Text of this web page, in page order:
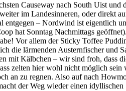
Causeway nach South Uist
im Landesinneren, oder direkt
– Nordwind ist eigentlich
hat Sonntag Nachmittags
Vor allem der Sticky Toffee
lärmenden Austernfischer und
Kälbchen – wir sind froh, dass
zelten hier wohl nicht möglich
an zu regnen. Also auf nach
der Weg wieder einen